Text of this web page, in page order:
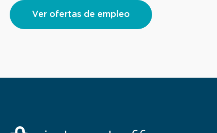
Ver ofertas de empleo